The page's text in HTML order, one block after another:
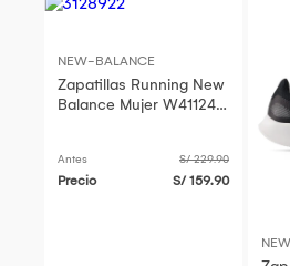
NEW-BALANCE
Zapatillas Running New
Balance Mujer W41124M
Antes S/ 229.90
Precio S/ 159.90